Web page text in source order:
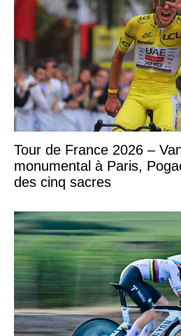
Tour de France 2026 –
monumental à Paris,
des cinq sacres